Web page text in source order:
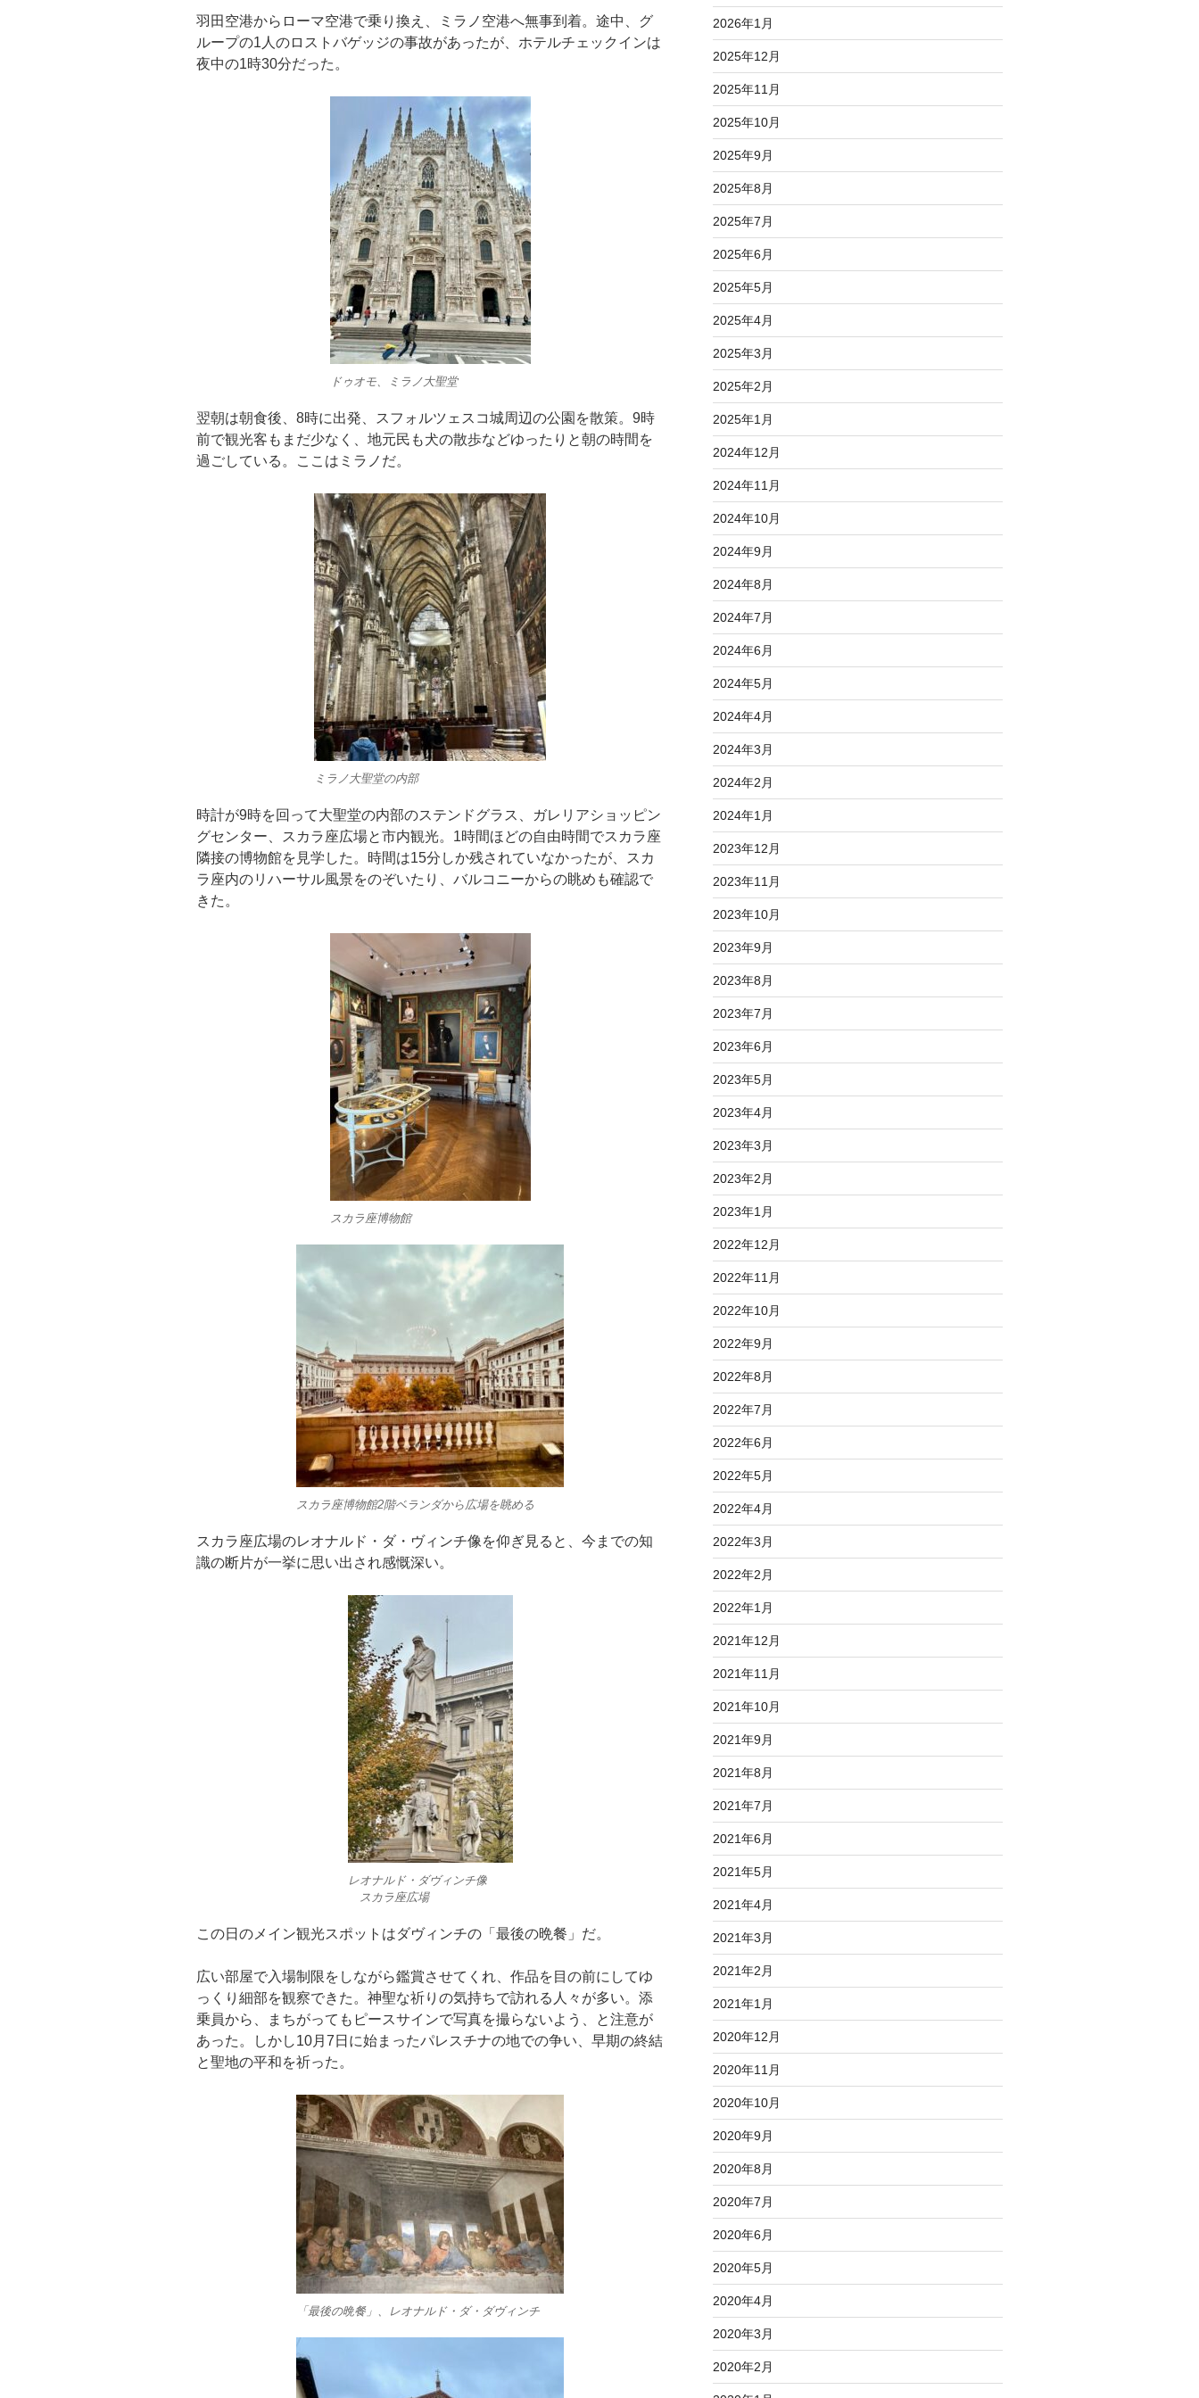
羽田空港からローマ空港で乗り換え、ミラノ空港へ無事到着。途中、グ
ループの1人のロストバゲッジの事故があったが、ホテルチェックインは
夜中の1時30分だった。
ドゥオモ、ミラノ大聖堂
翌朝は朝食後、8時に出発、スフォルツェスコ城周辺の公園を散策。9時
前で観光客もまだ少なく、地元民も犬の散歩などゆったりと朝の時間を
過ごしている。ここはミラノだ。
ミラノ大聖堂の内部
時計が9時を回って大聖堂の内部のステンドグラス、ガレリアショッピン
グセンター、スカラ座広場と市内観光。1時間ほどの自由時間でスカラ座
隣接の博物館を見学した。時間は15分しか残されていなかったが、スカ
ラ座内のリハーサル風景をのぞいたり、バルコニーからの眺めも確認で
きた。
スカラ座博物館
スカラ座博物館2階ベランダから広場を眺める
スカラ座広場のレオナルド・ダ・ヴィンチ像を仰ぎ見ると、今までの知
識の断片が一挙に思い出され感慨深い。
レオナルド・ダヴィンチ像
スカラ座広場
この日のメイン観光スポットはダヴィンチの「最後の晩餐」だ。
広い部屋で入場制限をしながら鑑賞させてくれ、作品を目の前にしてゆ
っくり細部を観察できた。神聖な祈りの気持ちで訪れる人々が多い。添
乗員から、まちがってもピースサインで写真を撮らないよう、と注意が
あった。しかし10月7日に始まったパレスチナの地での争い、早期の終結
と聖地の平和を祈った。
「最後の晩餐」、レオナルド・ダ・ダヴィンチ
2026年1月
2025年12月
2025年11月
2025年10月
2025年9月
2025年8月
2025年7月
2025年6月
2025年5月
2025年4月
2025年3月
2025年2月
2025年1月
2024年12月
2024年11月
2024年10月
2024年9月
2024年8月
2024年7月
2024年6月
2024年5月
2024年4月
2024年3月
2024年2月
2024年1月
2023年12月
2023年11月
2023年10月
2023年9月
2023年8月
2023年7月
2023年6月
2023年5月
2023年4月
2023年3月
2023年2月
2023年1月
2022年12月
2022年11月
2022年10月
2022年9月
2022年8月
2022年7月
2022年6月
2022年5月
2022年4月
2022年3月
2022年2月
2022年1月
2021年12月
2021年11月
2021年10月
2021年9月
2021年8月
2021年7月
2021年6月
2021年5月
2021年4月
2021年3月
2021年2月
2021年1月
2020年12月
2020年11月
2020年10月
2020年9月
2020年8月
2020年7月
2020年6月
2020年5月
2020年4月
2020年3月
2020年2月